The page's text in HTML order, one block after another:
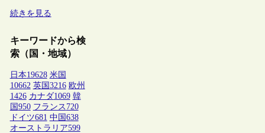
続きを見る
キーワードから検
索（国・地域）
日本19628 米国
10662 英国 3216 欧州
1426 カナダ1069 韓
国 950 フランス 720
ドイツ681 中国 638
オーストラリア599